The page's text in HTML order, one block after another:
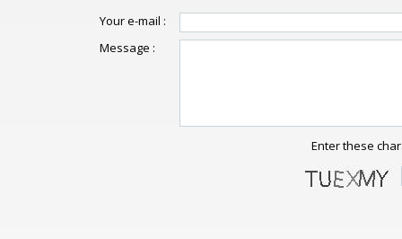
Your e-mail :
Message :
Enter these